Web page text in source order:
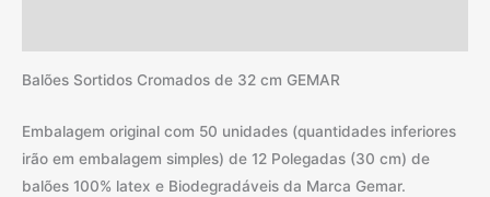
Balões Sortidos Cromados de 32 cm GEMAR
Embalagem original com 50 unidades (quantidades inferiores
irão em embalagem simples) de 12 Polegadas (30 cm) de
balões 100% latex e Biodegradáveis da Marca Gemar.